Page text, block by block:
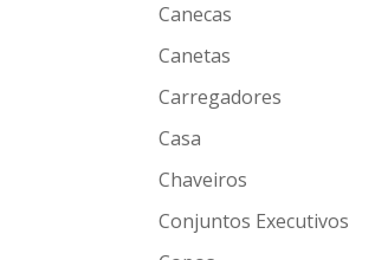
Canecas
Canetas
Carregadores
Casa
Chaveiros
Conjuntos Executivos